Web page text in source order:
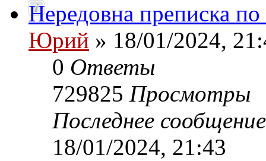
Нередовна преписка
Юрий » 18/01/2024,
0 Ответы
729825 Просмотры
Последнее
18/01/2024, 21:43